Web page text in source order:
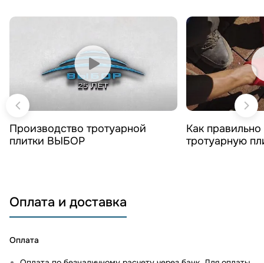
Смотреть видео
Производство тротуарной
плитки ВЫБОР
Смотреть
Как
тротуарную
Оплата и доставка
Оплата